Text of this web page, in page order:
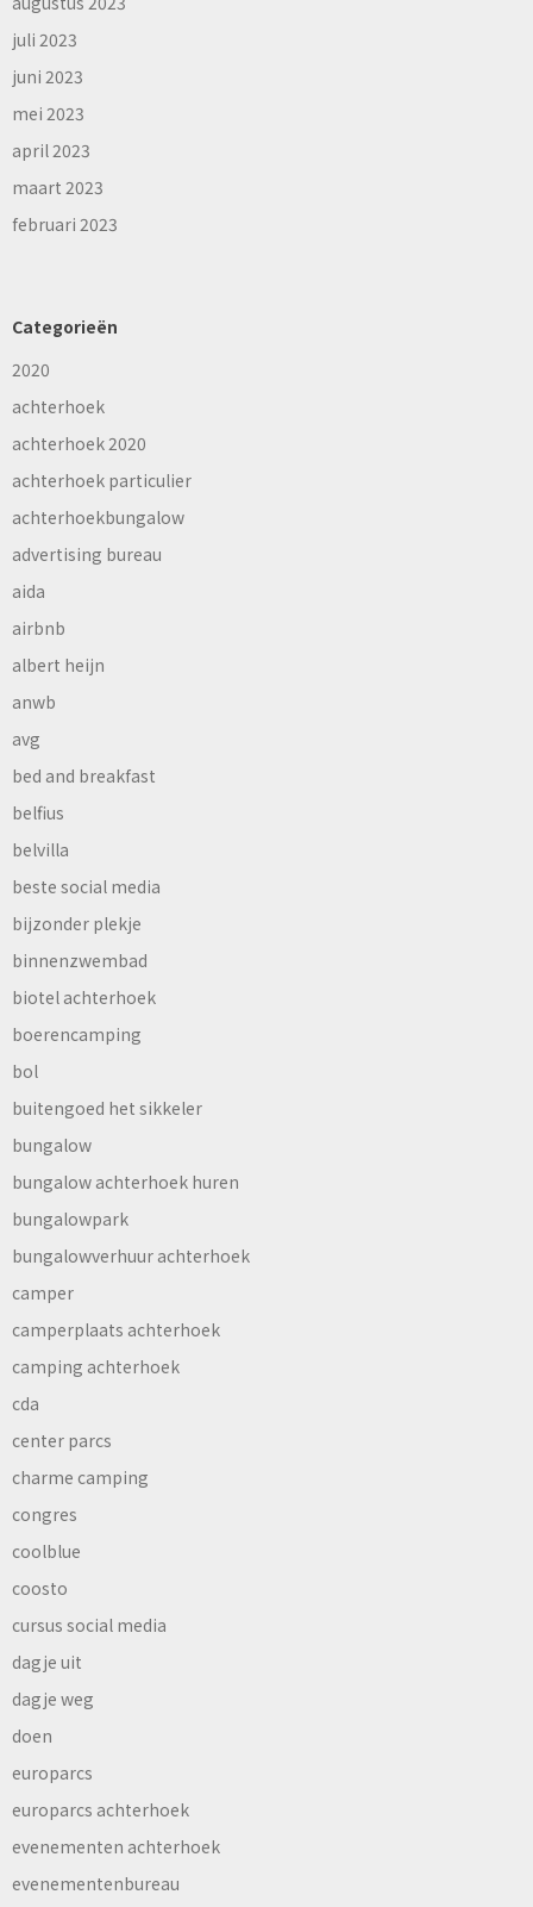
juli 2023
juni 2023
mei 2023
april 2023
maart 2023
februari 2023
Categorieën
2020
achterhoek
achterhoek 2020
achterhoek particulier
achterhoekbungalow
advertising bureau
aida
airbnb
albert heijn
anwb
avg
bed and breakfast
belfius
belvilla
beste social media
bijzonder plekje
binnenzwembad
biotel achterhoek
boerencamping
bol
buitengoed het sikkeler
bungalow
bungalow achterhoek huren
bungalowpark
bungalowverhuur achterhoek
camper
camperplaats achterhoek
camping achterhoek
cda
center parcs
charme camping
congres
coolblue
coosto
cursus social media
dagje uit
dagje weg
doen
europarcs
europarcs achterhoek
evenementen achterhoek
evenementenbureau